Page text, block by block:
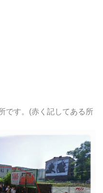
です。(赤く記してある所